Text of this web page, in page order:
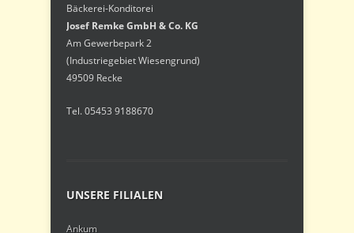
Bäckerei-Konditorei
Josef Remke GmbH & Co. KG
Am Gewerbepark 2
(Industriegebiet Wiesengrund)
49509 Recke
Tel. 05453 9188670
UNSERE FILIALEN
Ankum